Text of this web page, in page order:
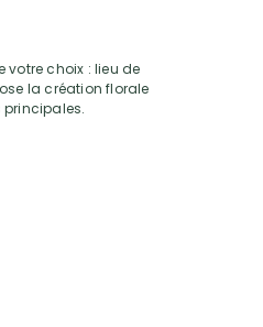
votre choix : lieu de
la création florale
principales.